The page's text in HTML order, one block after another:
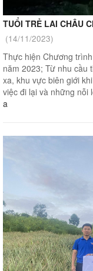
TUỔI TRẺ LAI CHÂU
(14/11/2023)
Thực hiện Chương
năm 2023; Từ nhu cầu
xa, khu vực biên giới
việc đi lại và những nỗi
a